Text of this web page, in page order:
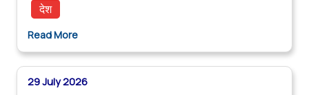
देश
Read More
29 July 2026